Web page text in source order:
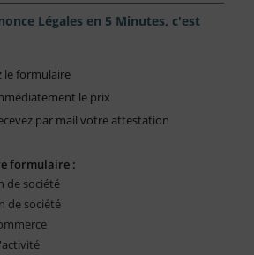
Légales en 5 Minutes, c'est
le formulaire
le prix
par mail votre attestation
formulaire :
de société
de société